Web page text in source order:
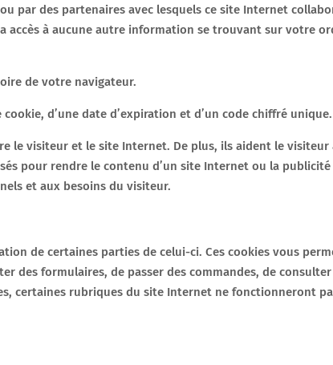
par des partenaires avec lesquels ce site Internet
accès à aucune autre information se trouvant sur votre
de votre navigateur.
d’une date d’expiration et d’un code chiffré unique.
le visiteur et le site Internet. De plus, ils aident le
pour rendre le contenu d’un site Internet ou la
et aux besoins du visiteur.
de certaines parties de celui-ci. Ces cookies vous
des formulaires, de passer des commandes, de
certaines rubriques du site Internet ne fonctionneront